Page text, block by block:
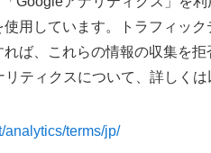
用しています。トラフィッ
ば、これらの情報の収集を
ティクスについて、詳しく
analytics/terms/jp/